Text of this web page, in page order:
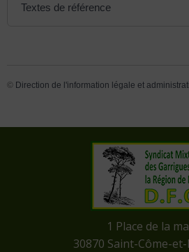
Textes de référence
© Direction de l'information légale et
​1 Place de la
​30870 Saint-Côme-